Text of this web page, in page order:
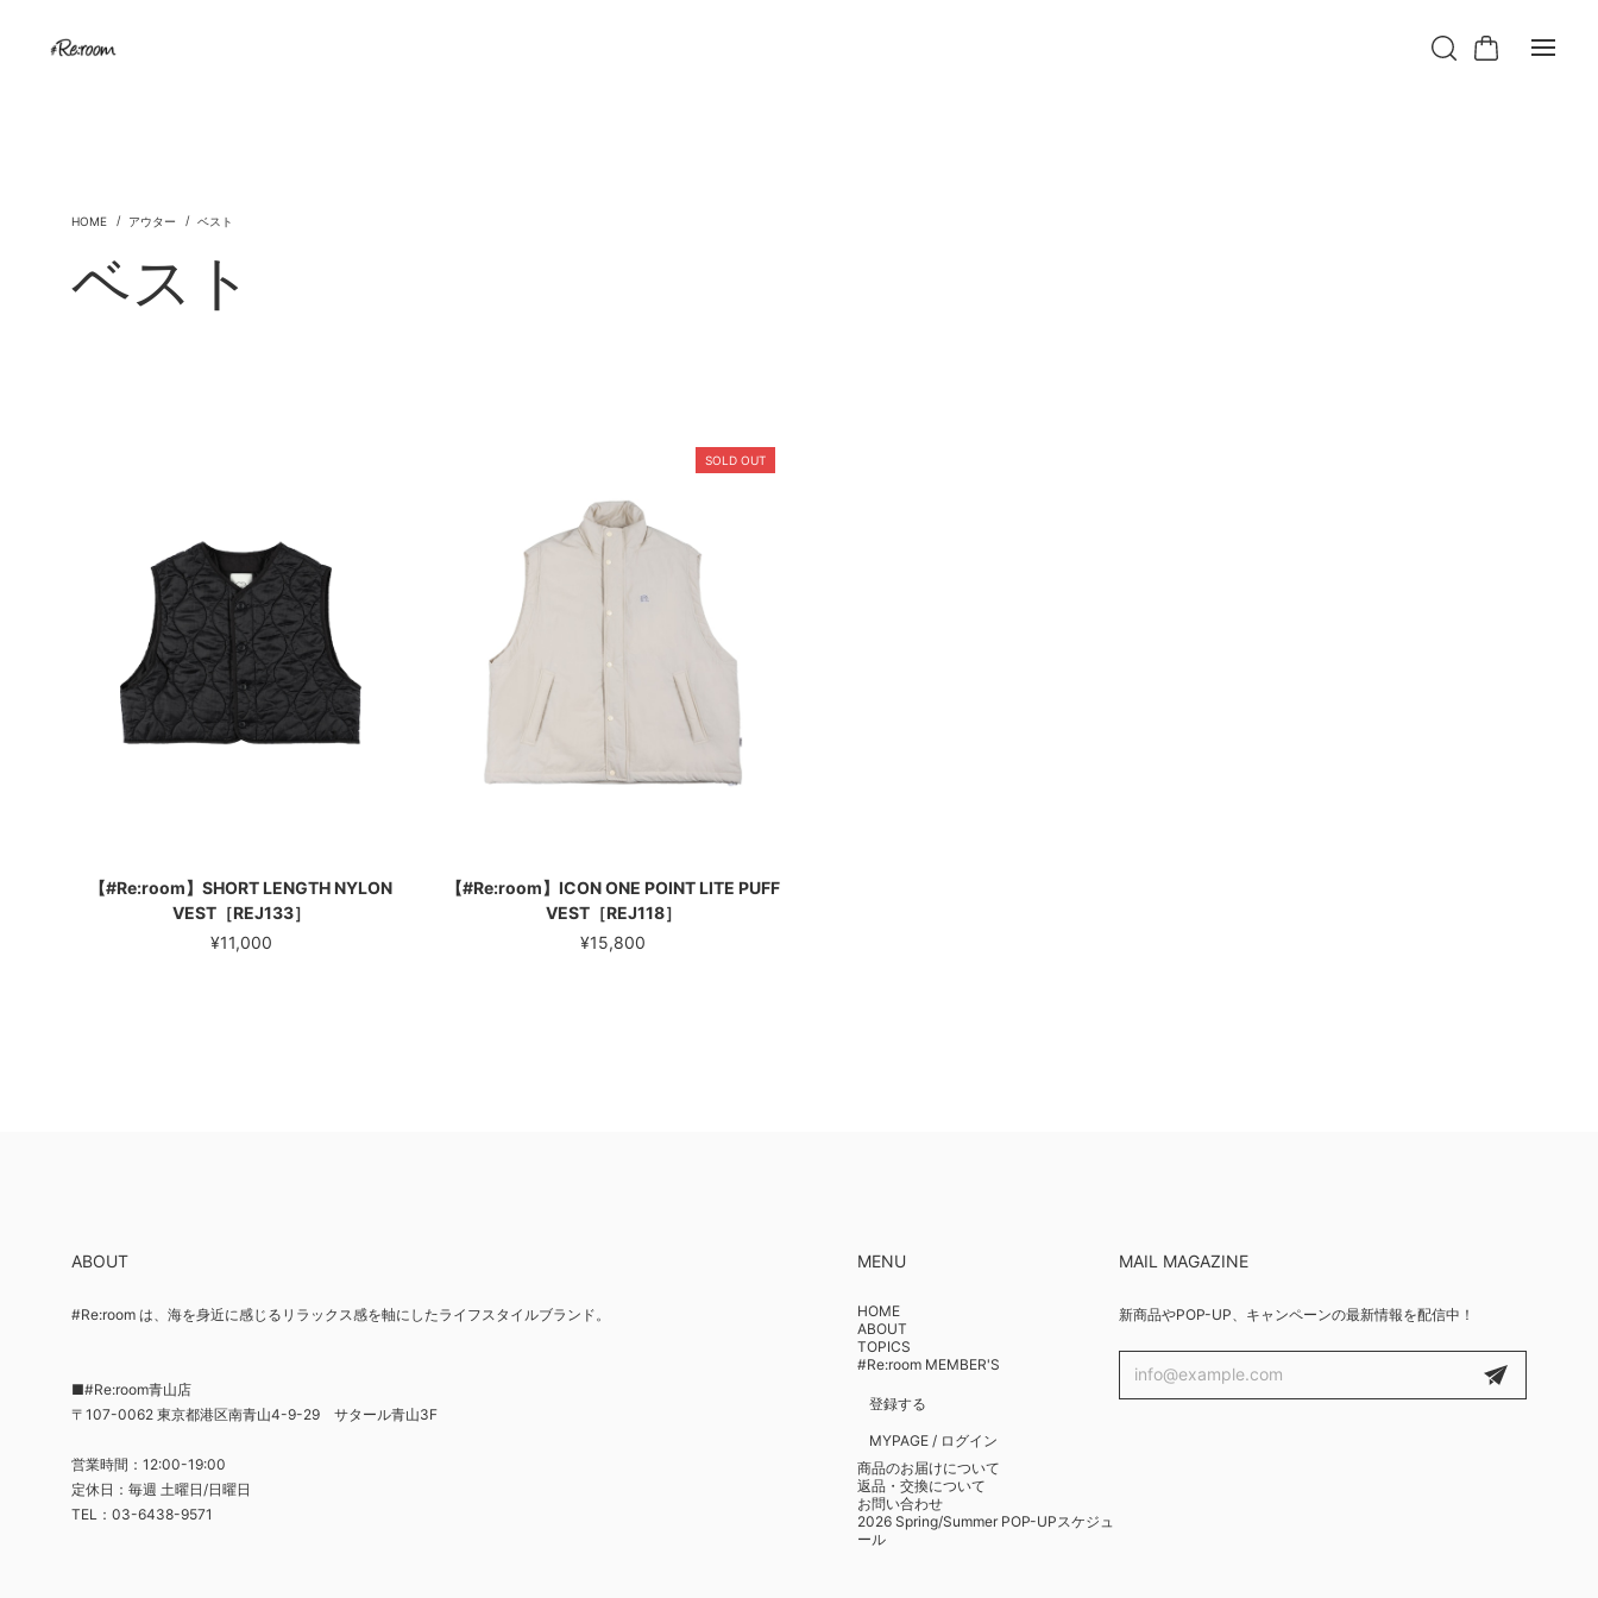
アウター ベスト
ベスト
【#Re:room】SHORT LENGTH NYLON
VEST［REJ133］
¥11,000
SOLD OUT
【#Re:room】ICON ONE POINT LITE PUFF
VEST［REJ118］
¥15,800
ABOUT
#Re:room は、海を身近に感じるリラックス感を軸にしたライフスタイルブランド。
■#Re:room青山店
〒107-0062 東京都港区南青山4-9-29 サタール青山3F
営業時間：12:00-19:00
定休日：毎週 土曜日/日曜日
TEL：03-6438-9571
MENU
HOME
ABOUT
TOPICS
#Re:room MEMBER'S
登録する
MYPAGE / ログイン
商品のお届けについて
返品・交換について
お問い合わせ
2026 Spring/Summer POP-UPスケジュ
ール
MAIL MAGAZINE
新商品やPOP-UP、キャンペーンの最新情報を配信中！